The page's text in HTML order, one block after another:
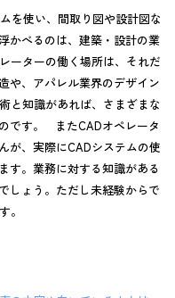
を使い、間取り図や設計図な
かべるのは、建築・設計の業
ーターの働く場所は、それだ
や、アパレル業界のデザイン
と知識があれば、さまざまな
です。 またCADオペレータ
が、実際にCADシステムの使
す。業務に対する知識がある
しょう。ただし未経験からで
。